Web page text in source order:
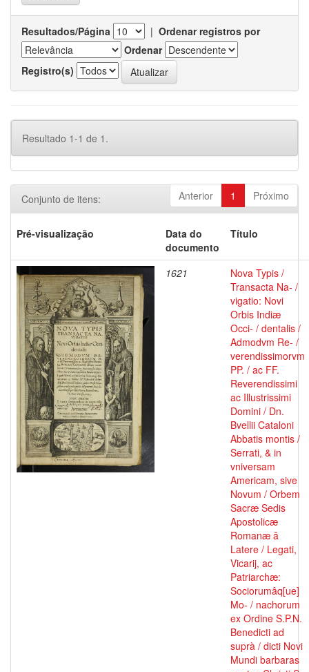
Resultados/Página | Ordenar registros por
Ordenar
Registro(s)
Resultado 1-1 de 1.
Anterior 1 Próximo
Conjunto de itens:
Pré-visualização
Data do
documento
Título
1621
Nova Typis /
Transacta Na- /
vigatio: Novi
Orbis Indiæ
Occi- / dentalis /
Admodvm Re- /
verendissimorvm
PP. / ac FF.
Reverendissimi
ac Illustrissimi
Domini / Dn.
Bvellii Cataloni
Abbatis montis /
Serrati, & in
vniversam
Americam, sive
Novum / Orbem
Sacræ Sedis
Apostolicæ
Romanæ â
Latere / Legati,
Vicarij, ac
Patriarchæ:
Sociorumâq[ue]
Mo- / nachorum
ex Ordine S.P.N.
Benedicti ad
suprà / dicti Novi
Mundi barbaras